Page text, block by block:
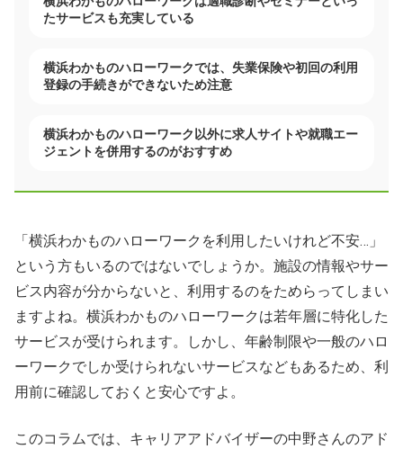
たサービスも充実している
横浜わかものハローワークでは、失業保険や初回の利用
登録の手続きができないため注意
横浜わかものハローワーク以外に求人サイトや就職エー
ジェントを併用するのがおすすめ
「横浜わかものハローワークを利用したいけれど不安…」
という方もいるのではないでしょうか。施設の情報やサー
ビス内容が分からないと、利用するのをためらってしまい
ますよね。横浜わかものハローワークは若年層に特化した
サービスが受けられます。しかし、年齢制限や一般のハロ
ーワークでしか受けられないサービスなどもあるため、利
用前に確認しておくと安心ですよ。
このコラムでは、キャリアアドバイザーの中野さんのアド